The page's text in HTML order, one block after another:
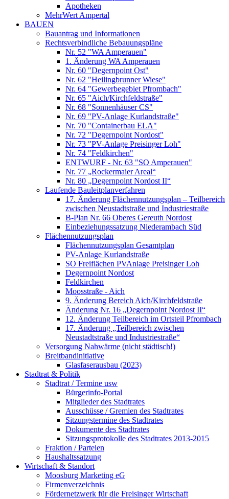
Apotheken
MehrWert Ampertal
BAUEN
Bauantrag und Informationen
Rechtsverbindliche Bebauungspläne
Nr. 52 "WA Amperauen"
1. Änderung WA Amperauen
Nr. 60 "Degernpoint Ost"
Nr. 62 "Heilingbrunner Wiese"
Nr. 64 "Gewerbegebiet Pfrombach"
Nr. 65 "Aich/Kirchfeldstraße"
Nr. 68 "Sonnenhäuser CS"
Nr. 69 "PV-Anlage Kurlandstraße"
Nr. 70 "Containerbau ELA"
Nr. 72 "Degernpoint Nordost"
Nr. 73 "PV-Anlage Preisinger Loh"
Nr. 74 "Feldkirchen"
ENTWURF - Nr. 63 "SO Amperauen"
Nr. 77 „Rockermaier Areal“
Nr. 80 „Degernpoint Nordost II“
Laufende Bauleitplanverfahren
17. Änderung Flächennutzungsplan – Teilbereich
zwischen Neustadtstraße und Industriestraße
B-Plan Nr. 66 Oberes Gereuth Nordost
Einbeziehungssatzung Niederambach Süd
Flächennutzungsplan
Flächennutzungsplan Gesamtplan
PV-Anlage Kurlandstraße
SO Freiflächen PV­Anlage Preisinger Loh
Degernpoint Nordost
Feldkirchen
Moosstraße - Aich
9. Änderung Bereich Aich/Kirchfeldstraße
Änderung Nr. 16 „Degernpoint Nordost II“
12. Änderung Teilbereich im Ortsteil Pfrombach
17. Änderung „Teilbereich zwischen
Neustadtstraße und Industriestraße“
Versorgung Nahwärme (nicht städtisch!)
Breitbandinitiative
Glasfaserausbau (2023)
Stadtrat & Politik
Stadtrat / Termine usw
Bürgerinfo-Portal
Mitglieder des Stadtrates
Ausschüsse / Gremien des Stadtrates
Sitzungstermine des Stadtrates
Dokumente des Stadtrates
Sitzungsprotokolle des Stadtrates 2013-2015
Fraktion / Parteien
Haushaltssatzung
Wirtschaft & Standort
Moosburg Marketing eG
Firmenverzeichnis
Fördernetzwerk für die Freisinger Wirtschaft